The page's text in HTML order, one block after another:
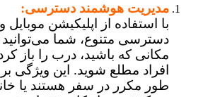
مدیریت هوشمند دسترسی:
با استفاده از اپلیکیشن
دسترسی متنوع، شما می‌توانید
مکانی که باشید، درب را باز
افراد مطلع شوید. این ویژگی
طور مکرر در سفر هستند یا